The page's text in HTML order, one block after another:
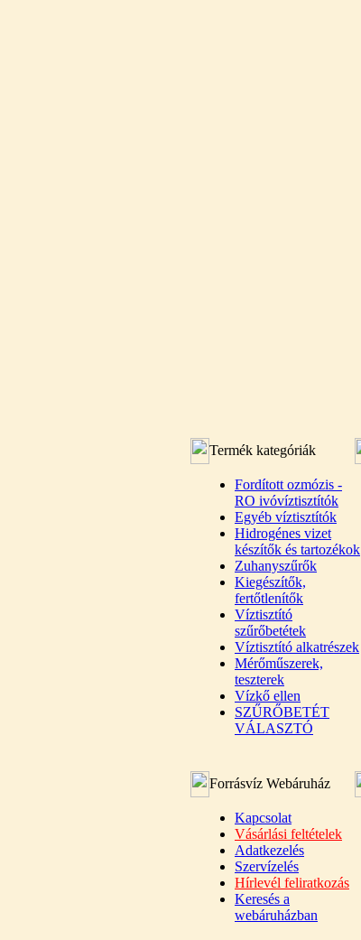
Termék kategóriák
Fordított ozmózis -
RO ivóvíztisztítók
Egyéb víztisztítók
Hidrogénes vizet
készítők és tartozékok
Zuhanyszűrők
Kiegészítők,
fertőtlenítők
Víztisztító
szűrőbetétek
Víztisztító alkatrészek
Mérőműszerek,
teszterek
Vízkő ellen
SZŰRŐBETÉT
VÁLASZTÓ
Forrásvíz Webáruház
Kapcsolat
Vásárlási feltételek
Adatkezelés
Szervízelés
Hírlevél feliratkozás
Keresés a
webáruházban